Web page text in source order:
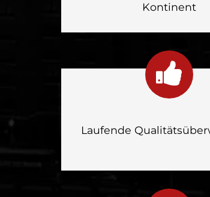
Kontinent
Laufende